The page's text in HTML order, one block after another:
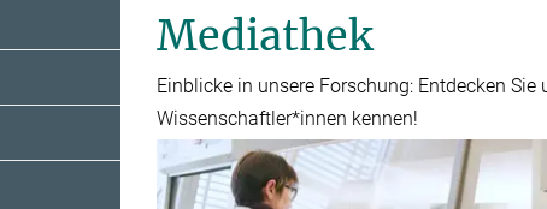
Mediathek
Einblicke in unsere Forschung: Entdecken
Wissenschaftler*innen kennen!